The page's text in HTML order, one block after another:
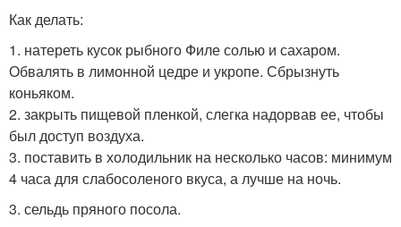
Как делать:
1. натереть кусок рыбного Филе солью и сахаром.
Обвалять в лимонной цедре и укропе. Сбрызнуть
коньяком.
2. закрыть пищевой пленкой, слегка надорвав ее, чтобы
был доступ воздуха.
3. поставить в холодильник на несколько часов: минимум
4 часа для слабосоленого вкуса, а лучше на ночь.
3. сельдь пряного посола.